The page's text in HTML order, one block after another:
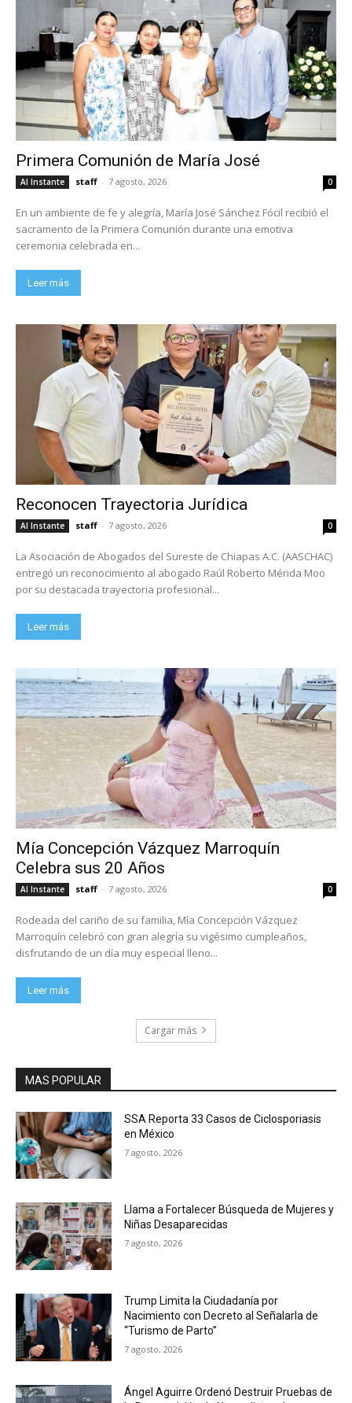
Primera Comunión de María José
Al Instante staff - 7 agosto, 2026 0
En un ambiente de fe y alegría, María José Sánchez Fócil recibió el
sacramento de la Primera Comunión durante una emotiva
ceremonia celebrada en...
Leer más
Reconocen Trayectoria Jurídica
Al Instante staff - 7 agosto, 2026 0
La Asociación de Abogados del Sureste de Chiapas A.C. (AASCHAC)
entregó un reconocimiento al abogado Raúl Roberto Mérida Moo
por su destacada trayectoria profesional...
Leer más
Mía Concepción Vázquez Marroquín
Celebra sus 20 Años
Al Instante staff - 7 agosto, 2026 0
Rodeada del cariño de su familia, Mía Concepción Vázquez
Marroquín celebró con gran alegría su vigésimo cumpleaños,
disfrutando de un día muy especial lleno...
Leer más
Cargar más
MAS POPULAR
SSA Reporta 33 Casos de Ciclosporiasis
en México
7 agosto, 2026
Llama a Fortalecer Búsqueda de Mujeres y
Niñas Desaparecidas
7 agosto, 2026
Trump Limita la Ciudadanía por
Nacimiento con Decreto al Señalarla de
“Turismo de Parto”
7 agosto, 2026
Ángel Aguirre Ordenó Destruir Pruebas de